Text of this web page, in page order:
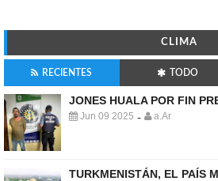
CLIMA
RECIENTES TODO
JONES HUALA POR FIN
Jun 09 2025 - a.Ar
TURKMENISTÁN, EL PAÍS